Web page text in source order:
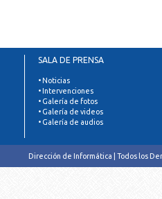
SALA DE PRENSA
• Noticias
• Intervenciones
• Galería de fotos
• Galería de videos
• Galería de audios
Dirección de Informática | Todos los